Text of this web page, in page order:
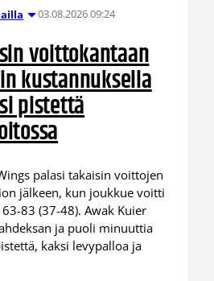
03.08.2026 09:24
voittokantaan
kustannuksella
pistettä
palasi takaisin voittojen
jälkeen, kun joukkue voitti
83 (37-48). Awak Kuier
ja puoli minuuttia
kaksi levypalloa ja